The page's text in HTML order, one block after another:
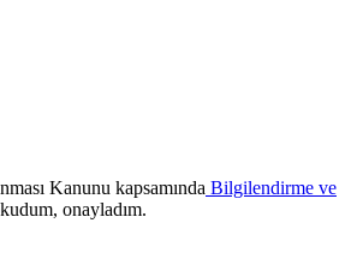
Kanunu kapsamında Bilgilendirme ve
onayladım.